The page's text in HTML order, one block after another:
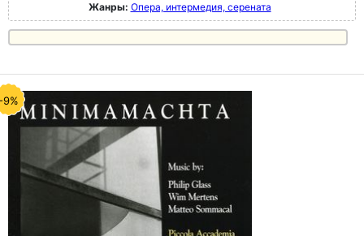
Жанры: Опера, интермедия, серената
9%